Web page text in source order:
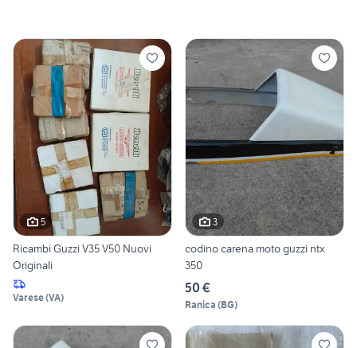
5
Ricambi Guzzi V35 V50 Nuovi
Originali
Varese(VA)
3
codino carena moto guzzi ntx
350
50 €
Ranica (BG)